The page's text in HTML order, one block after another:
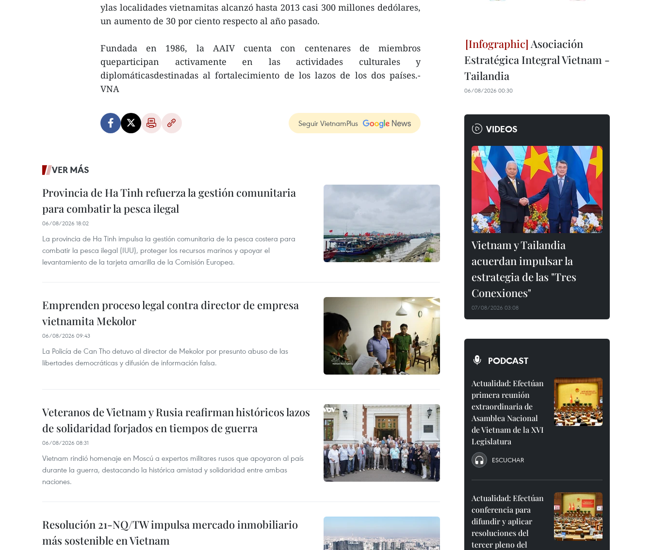
ylas localidades vietnamitas alcanzó hasta 2013 casi 300 millones dedólares,
un aumento de 30 por ciento respecto al año pasado.
Fundada en 1986, la AAIV cuenta con centenares de miembros
queparticipan activamente en las actividades culturales y
diplomáticasdestinadas al fortalecimiento de los lazos de los dos países.-
VNA
Seguir VietnamPlus
VER MÁS
Provincia de Ha Tinh refuerza la gestión comunitaria
para combatir la pesca ilegal
06/08/2026 18:02
La provincia de Ha Tinh impulsa la gestión comunitaria de la pesca costera para
combatir la pesca ilegal (IUU), proteger los recursos marinos y apoyar el
levantamiento de la tarjeta amarilla de la Comisión Europea.
Emprenden proceso legal contra director de empresa
vietnamita Mekolor
06/08/2026 09:43
La Policía de Can Tho detuvo al director de Mekolor por presunto abuso de las
libertades democráticas y difusión de información falsa.
Veteranos de Vietnam y Rusia reafirman históricos lazos
de solidaridad forjados en tiempos de guerra
06/08/2026 08:31
Vietnam rindió homenaje en Moscú a expertos militares rusos que apoyaron al país
durante la guerra, destacando la histórica amistad y solidaridad entre ambas
naciones.
Resolución 21-NQ/TW impulsa mercado inmobiliario
más sostenible en Vietnam
Asociación
Estratégica Integral Vietnam -
Tailandia
06/08/2026 00:30
VIDEOS
Vietnam y Tailandia
acuerdan impulsar la
estrategia de las "Tres
Conexiones"
07/08/2026 03:08
PODCAST
Actualidad: Efectúan
primera reunión
extraordinaria de
Asamblea Nacional
de Vietnam de la XVI
Legislatura
ESCUCHAR
Actualidad: Efectúan
conferencia para
difundir y aplicar
resoluciones del
tercer pleno del